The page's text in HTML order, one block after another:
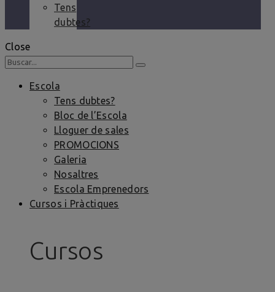
Tens
dubtes?
Close
Escola
Tens dubtes?
Bloc de l’Escola
Lloguer de sales
PROMOCIONS
Galeria
Nosaltres
Escola Emprenedors
Cursos i Pràctiques
Cursos